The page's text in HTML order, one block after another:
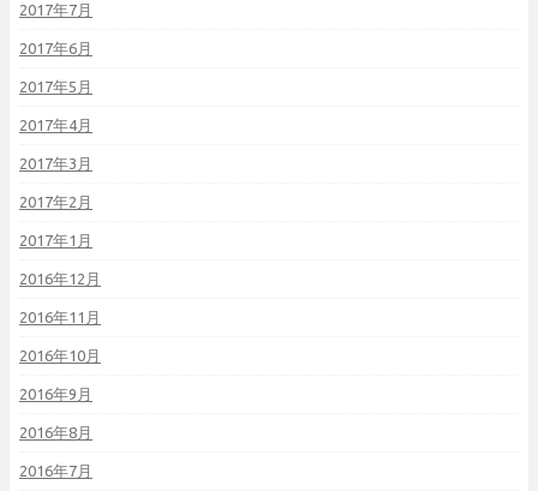
2017年7月
2017年6月
2017年5月
2017年4月
2017年3月
2017年2月
2017年1月
2016年12月
2016年11月
2016年10月
2016年9月
2016年8月
2016年7月